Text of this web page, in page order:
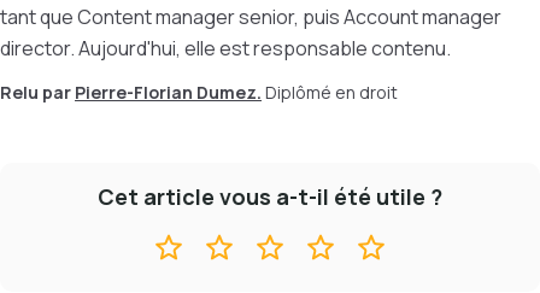
tant que Content manager senior, puis Account manager
director. Aujourd'hui, elle est responsable contenu.
Relu par Pierre-Florian Dumez. Diplômé en droit
Cet article vous a-t-il été utile ?